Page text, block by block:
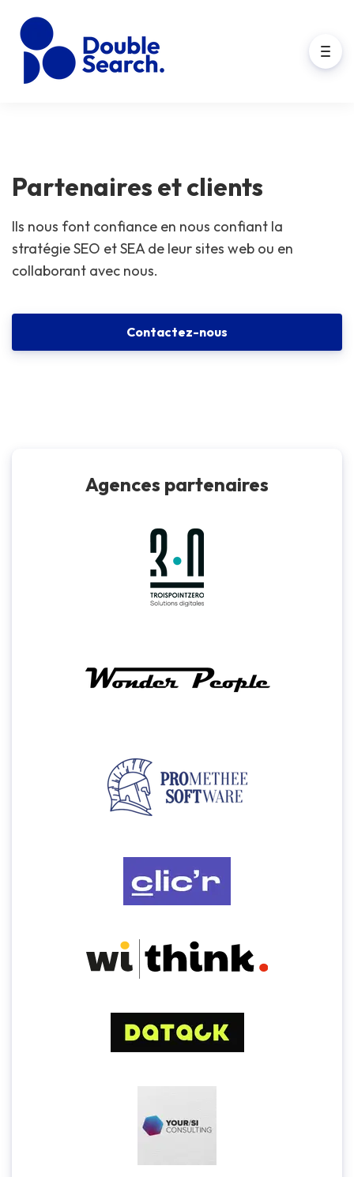
Partenaires et clients
Ils nous font confiance en nous confiant la
stratégie SEO et SEA de leur sites web ou en
collaborant avec nous.
Contactez-nous
Agences partenaires